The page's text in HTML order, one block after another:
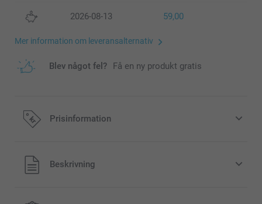
2026-08-13 59,00
Mer information om leveransalternativ
Blev något fel? Få en ny produkt gratis
Prisinformation
Alla priser är i svenska kronor (SEK), inklusive moms och
exklusive porto.
Beskrivning